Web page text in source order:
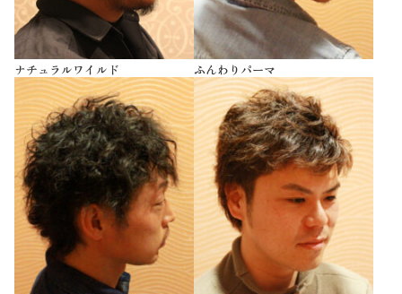
ナチュラルワイルド ふんわりパーマ